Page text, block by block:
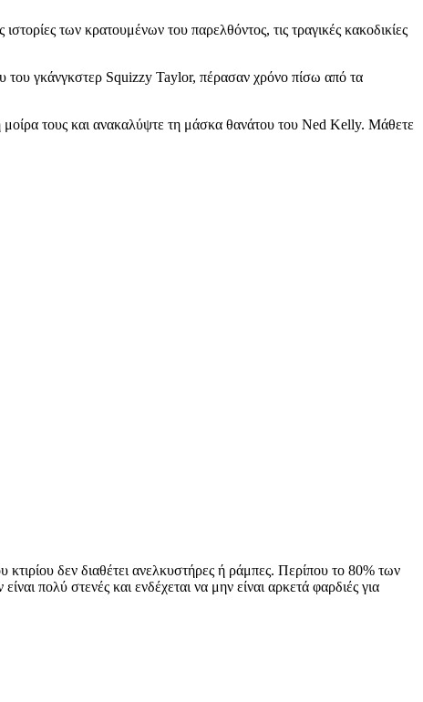
των κρατουμένων του παρελθόντος, τις τραγικές κακοδικίες
του γκάνγκστερ Squizzy Taylor, πέρασαν χρόνο πίσω από τα
μοίρα τους και ανακαλύψτε τη μάσκα θανάτου του Ned Kelly. Μάθετε
δεν διαθέτει ανελκυστήρες ή ράμπες. Περίπου το 80% των
πολύ στενές και ενδέχεται να μην είναι αρκετά φαρδιές για